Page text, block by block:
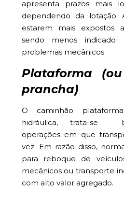
apresenta prazos mais
dependendo da lotação.
estarem mais expostos
sendo menos indicado
problemas mecânicos.
Plataforma
prancha)
O caminhão
hidráulica, trata-se
operações em que
vez. Em razão disso,
para reboque de
mecânicos ou transporte
com alto valor agregado.